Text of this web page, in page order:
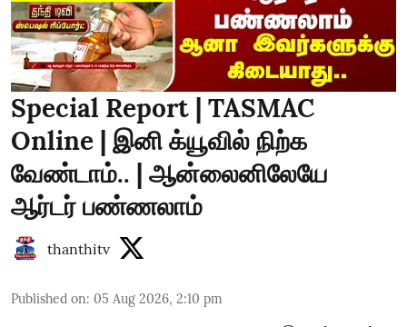
Special Report | TASMAC
Online | இனி க்யூவில் நிற்க
வேண்டாம்.. | ஆன்லைனிலேயே
ஆர்டர் பண்ணலாம்
thanthitv
Published on: 05 Aug 2026, 2:10 pm